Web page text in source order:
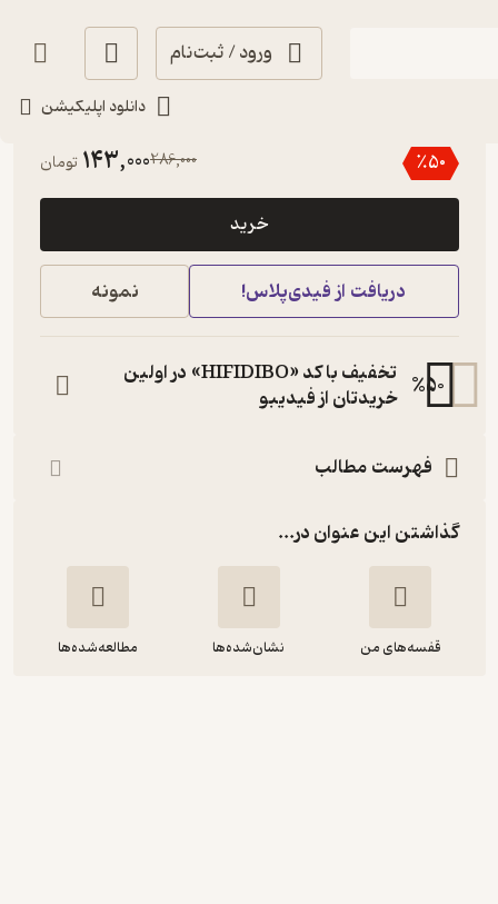
ورود / ثبت‌نام
دانلود اپلیکیشن
گیرا 🧲(
٪50
286,000
143,000 تومان
خرید
دریافت از فیدی‌پلاس! نمونه
%50
تخفیف با کد «HIFIDIBO» در اولین
خریدتان از فیدیبو
فهرست مطالب
گذاشتن این عنوان در...
قفسه‌های من نشان‌شده‌ها مطالعه‌شده‌ها